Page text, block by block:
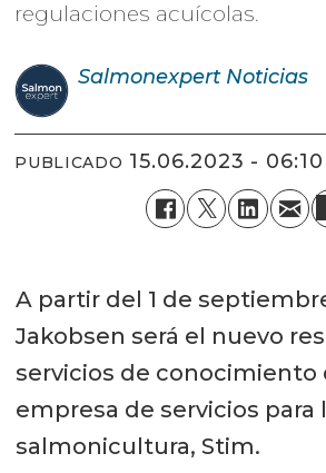
regulaciones acuícolas.
Salmonexpert Noticias
PUBLICADO 15.06.2023 - 06:10
A partir del 1 de
Jakobsen será el nuevo
servicios de conocimiento
empresa de servicios para
salmonicultura, Stim.